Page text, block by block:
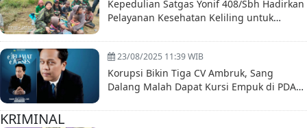
Kepedulian Satgas Yonif 408/Sbh Hadirkan
Pelayanan Kesehatan Keliling untuk
Papua
23/08/2025 11:39 WIB
Korupsi Bikin Tiga CV Ambruk, Sang
Dalang Malah Dapat Kursi Empuk di PDAM
KRIMINAL